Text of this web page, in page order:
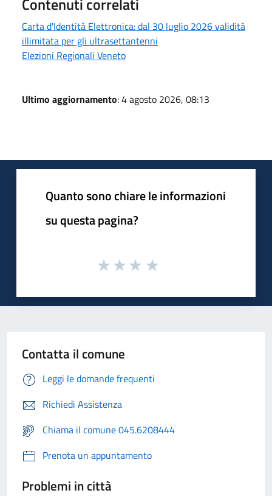
Carta d'Identità Elettronica: dal 30 luglio 2026 validità
illimitata per gli ultrasettantenni
Elezioni Regionali Veneto
Ultimo aggiornamento: 4 agosto 2026, 08:13
Quanto sono chiare le informazioni
su questa pagina?
Contatta il comune
Leggi le domande frequenti
Richiedi Assistenza
Chiama il comune 045.6208444
Prenota un appuntamento
Problemi in città